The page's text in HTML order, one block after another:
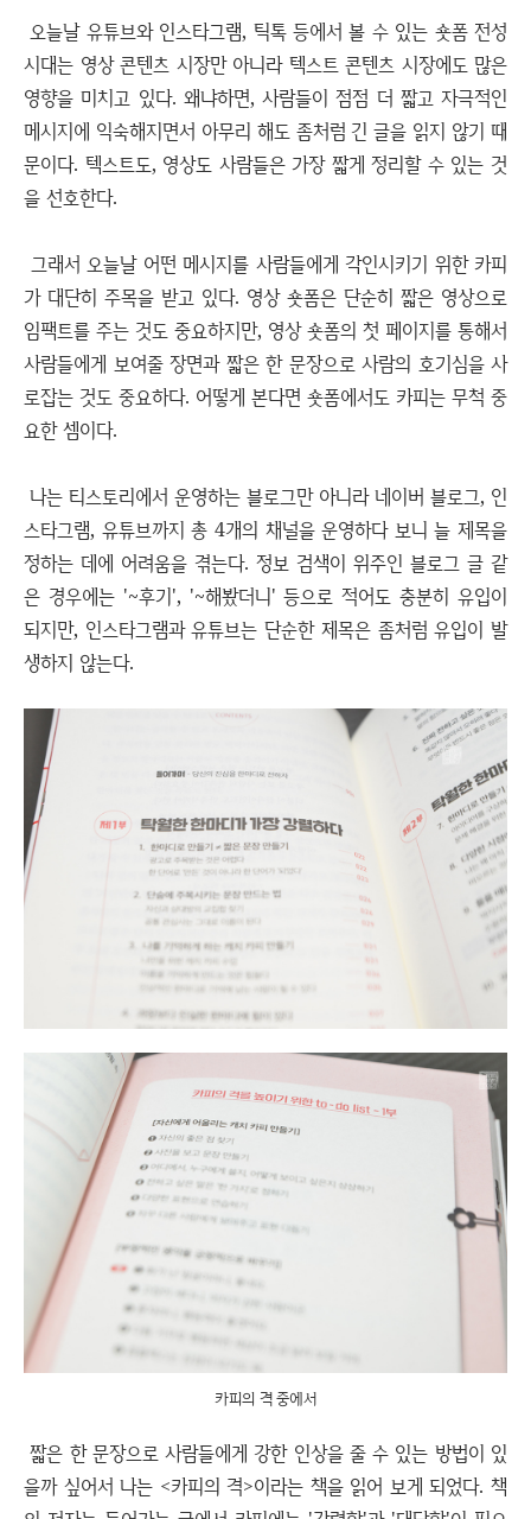
오늘날 유튜브와 인스타그램, 틱톡 등에서 볼 수 있는 숏폼 전성
시대는 영상 콘텐츠 시장만 아니라 텍스트 콘텐츠 시장에도 많은
영향을 미치고 있다. 왜냐하면, 사람들이 점점 더 짧고 자극적인
메시지에 익숙해지면서 아무리 해도 좀처럼 긴 글을 읽지 않기 때
문이다. 텍스트도, 영상도 사람들은 가장 짧게 정리할 수 있는 것
을 선호한다.
그래서 오늘날 어떤 메시지를 사람들에게 각인시키기 위한 카피
가 대단히 주목을 받고 있다. 영상 숏폼은 단순히 짧은 영상으로
임팩트를 주는 것도 중요하지만, 영상 숏폼의 첫 페이지를 통해서
사람들에게 보여줄 장면과 짧은 한 문장으로 사람의 호기심을 사
로잡는 것도 중요하다. 어떻게 본다면 숏폼에서도 카피는 무척 중
요한 셈이다.
나는 티스토리에서 운영하는 블로그만 아니라 네이버 블로그, 인
스타그램, 유튜브까지 총 4개의 채널을 운영하다 보니 늘 제목을
정하는 데에 어려움을 겪는다. 정보 검색이 위주인 블로그 글 같
은 경우에는 '~후기', '~해봤더니' 등으로 적어도 충분히 유입이
되지만, 인스타그램과 유튜브는 단순한 제목은 좀처럼 유입이 발
생하지 않는다.
카피의 격 중에서
짧은 한 문장으로 사람들에게 강한 인상을 줄 수 있는 방법이 있
을까 싶어서 나는 <카피의 격>이라는 책을 읽어 보게 되었다. 책